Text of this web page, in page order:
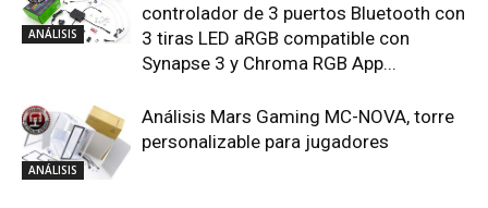
ANÁLISIS
controlador de 3 puertos Bluetooth con
3 tiras LED aRGB compatible con
Synapse 3 y Chroma RGB App...
ANÁLISIS
Análisis Mars Gaming MC-NOVA, torre
personalizable para jugadores